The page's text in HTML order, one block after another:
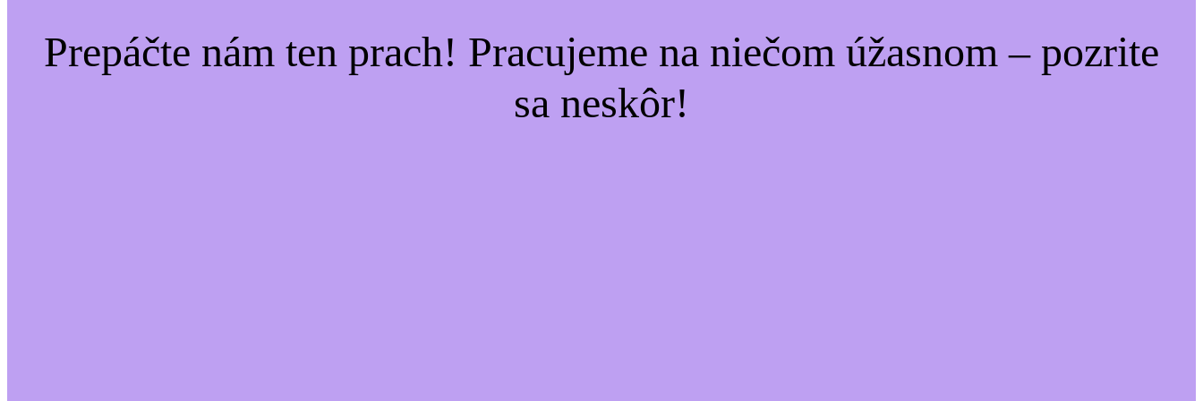
Prepáčte nám ten prach! Pracujeme na niečom úžasnom – pozrite
sa neskôr!